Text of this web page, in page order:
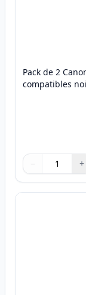
Pack de 2
compatibles
Quantité
Utilisez les
− +
Quantité